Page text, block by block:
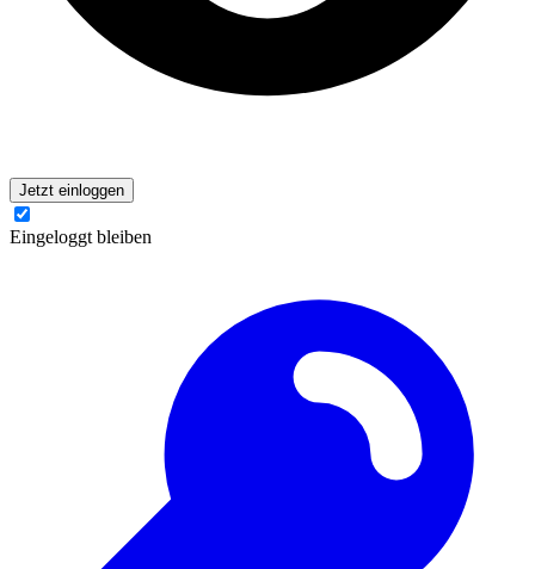
Jetzt einloggen
Eingeloggt bleiben